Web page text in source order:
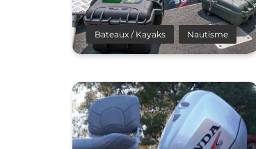
Bateaux / Kayaks Nautisme